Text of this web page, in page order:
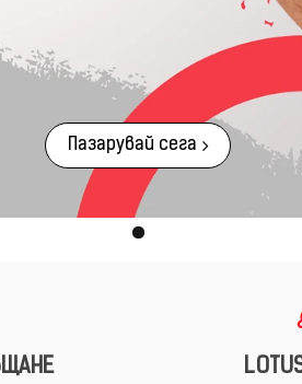
Пазарувай сега